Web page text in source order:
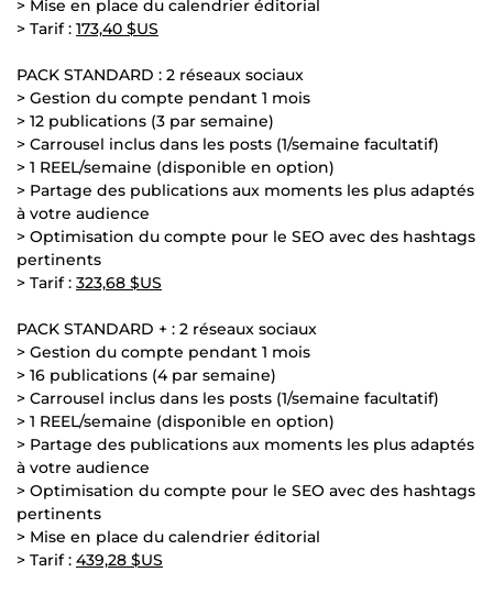
> Mise en place du calendrier éditorial
> Tarif : 173,40 $US
PACK STANDARD : 2 réseaux sociaux
> Gestion du compte pendant 1 mois
> 12 publications (3 par semaine)
> Carrousel inclus dans les posts (1/semaine facultatif)
> 1 REEL/semaine (disponible en option)
> Partage des publications aux moments les plus adaptés
à votre audience
> Optimisation du compte pour le SEO avec des hashtags
pertinents
> Tarif : 323,68 $US
PACK STANDARD + : 2 réseaux sociaux
> Gestion du compte pendant 1 mois
> 16 publications (4 par semaine)
> Carrousel inclus dans les posts (1/semaine facultatif)
> 1 REEL/semaine (disponible en option)
> Partage des publications aux moments les plus adaptés
à votre audience
> Optimisation du compte pour le SEO avec des hashtags
pertinents
> Mise en place du calendrier éditorial
> Tarif : 439,28 $US